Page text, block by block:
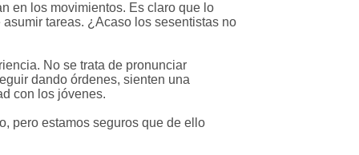
en los movimientos. Es claro que lo
tareas. ¿Acaso los sesentistas no
No se trata de pronunciar
dando órdenes, sienten una
con los jóvenes.
pero estamos seguros que de ello